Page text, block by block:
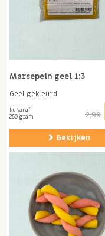
Marsepein geel 1:3
Geel gekleurd
Nu vanaf
250 gram 2,99
Bekijken